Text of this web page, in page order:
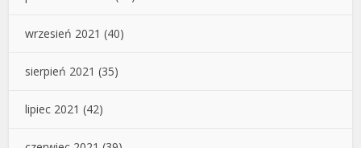
wrzesień 2021 (40)
sierpień 2021 (35)
lipiec 2021 (42)